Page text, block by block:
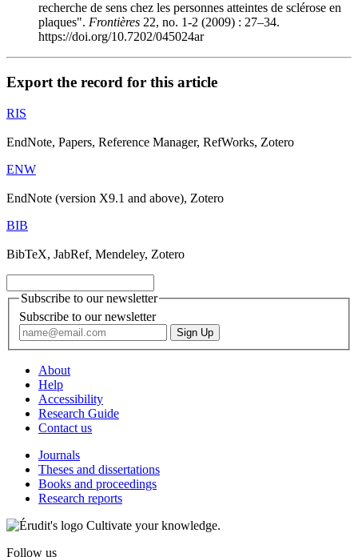
recherche de sens chez les personnes atteintes de sclérose en
plaques". Frontières 22, no. 1-2 (2009) : 27–34.
https://doi.org/10.7202/045024ar
Export the record for this article
RIS
EndNote, Papers, Reference Manager, RefWorks, Zotero
ENW
EndNote (version X9.1 and above), Zotero
BIB
BibTeX, JabRef, Mendeley, Zotero
Subscribe to our newsletter
Subscribe to our newsletter
About
Help
Accessibility
Research Guide
Contact us
Journals
Theses and dissertations
Books and proceedings
Research reports
Cultivate your knowledge.
Follow us